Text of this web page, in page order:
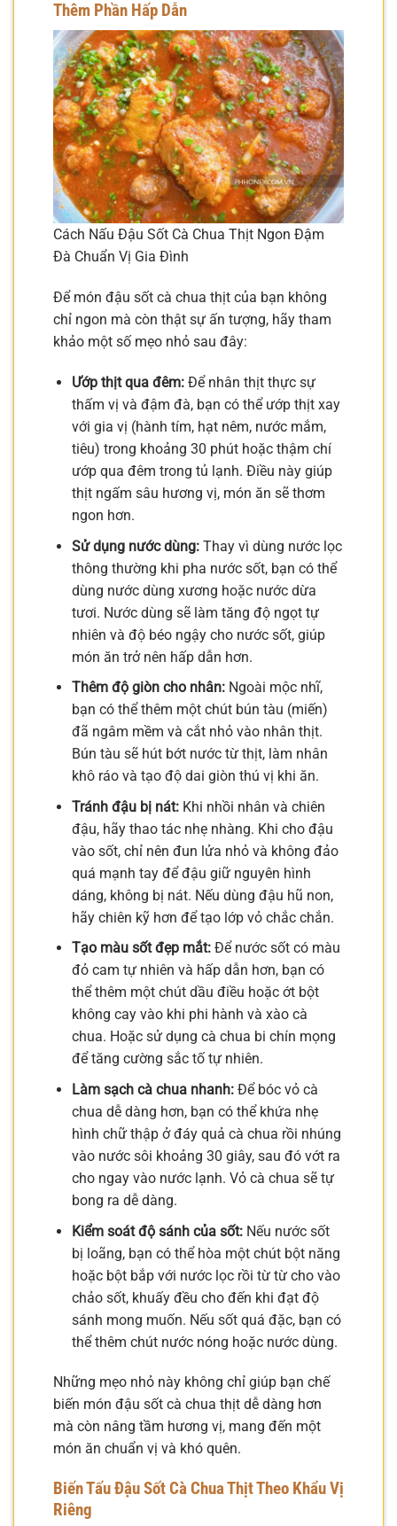
Thêm Phần Hấp Dẫn
Cách Nấu Đậu Sốt Cà Chua Thịt Ngon Đậm
Đà Chuẩn Vị Gia Đình
Để món đậu sốt cà chua thịt của bạn không
chỉ ngon mà còn thật sự ấn tượng, hãy tham
khảo một số mẹo nhỏ sau đây:
Ướp thịt qua đêm:Để nhân thịt thực sự
thấm vị và đậm đà, bạn có thể ướp thịt xay
với gia vị (hành tím, hạt nêm, nước mắm,
tiêu) trong khoảng 30 phút hoặc thậm chí
ướp qua đêm trong tủ lạnh. Điều này giúp
thịt ngấm sâu hương vị, món ăn sẽ thơm
ngon hơn.
Sử dụng nước dùng:Thay vì dùng nước lọc
thông thường khi pha nước sốt, bạn có thể
dùng nước dùng xương hoặc nước dừa
tươi. Nước dùng sẽ làm tăng độ ngọt tự
nhiên và độ béo ngậy cho nước sốt, giúp
món ăn trở nên hấp dẫn hơn.
Thêm độ giòn cho nhân:Ngoài mộc nhĩ,
bạn có thể thêm một chút bún tàu (miến)
đã ngâm mềm và cắt nhỏ vào nhân thịt.
Bún tàu sẽ hút bớt nước từ thịt, làm nhân
khô ráo và tạo độ dai giòn thú vị khi ăn.
Tránh đậu bị nát:Khi nhồi nhân và chiên
đậu, hãy thao tác nhẹ nhàng. Khi cho đậu
vào sốt, chỉ nên đun lửa nhỏ và không đảo
quá mạnh tay để đậu giữ nguyên hình
dáng, không bị nát. Nếu dùng đậu hũ non,
hãy chiên kỹ hơn để tạo lớp vỏ chắc chắn.
Tạo màu sốt đẹp mắt:Để nước sốt có màu
đỏ cam tự nhiên và hấp dẫn hơn, bạn có
thể thêm một chút dầu điều hoặc ớt bột
không cay vào khi phi hành và xào cà
chua. Hoặc sử dụng cà chua bi chín mọng
để tăng cường sắc tố tự nhiên.
Làm sạch cà chua nhanh:Để bóc vỏ cà
chua dễ dàng hơn, bạn có thể khứa nhẹ
hình chữ thập ở đáy quả cà chua rồi nhúng
vào nước sôi khoảng 30 giây, sau đó vớt ra
cho ngay vào nước lạnh. Vỏ cà chua sẽ tự
bong ra dễ dàng.
Kiểm soát độ sánh của sốt:Nếu nước sốt
bị loãng, bạn có thể hòa một chút bột năng
hoặc bột bắp với nước lọc rồi từ từ cho vào
chảo sốt, khuấy đều cho đến khi đạt độ
sánh mong muốn. Nếu sốt quá đặc, bạn có
thể thêm chút nước nóng hoặc nước dùng.
Những mẹo nhỏ này không chỉ giúp bạn chế
biến món đậu sốt cà chua thịt dễ dàng hơn
mà còn nâng tầm hương vị, mang đến một
món ăn chuẩn vị và khó quên.
Biến Tấu Đậu Sốt Cà Chua Thịt Theo Khẩu Vị
Riêng